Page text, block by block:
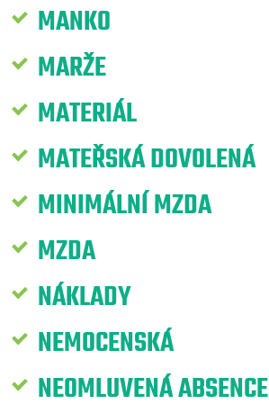
MANKO
MARŽE
MATERIÁL
MATEŘSKÁ DOVOLENÁ
MINIMÁLNÍ MZDA
MZDA
NÁKLADY
NEMOCENSKÁ
NEOMLUVENÁ ABSENCE